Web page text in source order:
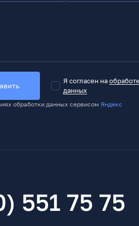
Я согласен на
данных
обработки данных сервисом Яндекс
551 75 75